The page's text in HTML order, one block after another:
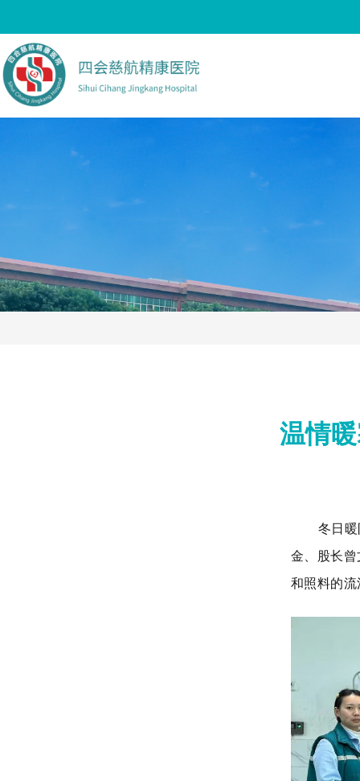
温情
冬日
金、股长
和照料的